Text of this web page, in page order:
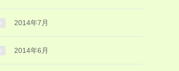
2014年7月
2014年6月